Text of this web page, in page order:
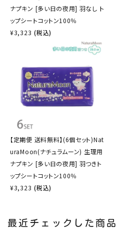
ナプキン [多い日の夜用] 羽なし ト
ップシートコットン100％
¥3,323 (税込)
【定期便 送料無料】(6個セット)Nat
uraMoon(ナチュラムーン) 生理用
ナプキン [多い日の夜用] 羽つきト
ップシートコットン100％
¥3,323 (税込)
最近チェックした商品